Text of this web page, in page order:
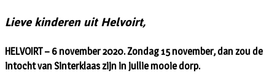
Lieve kinderen uit Helvoirt,
HELVOIRT – 6 november 2020. Zondag 15 november, dan zou de
intocht van Sinterklaas zijn in jullie mooie dorp.